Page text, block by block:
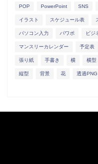
POP PowerPoint SNS
イラスト スケジュール表
パソコン入力 パワポ ビジ
マンスリーカレンダー 予定表
張り紙 手書き 横 横型
縦型 背景 花 透過PNG